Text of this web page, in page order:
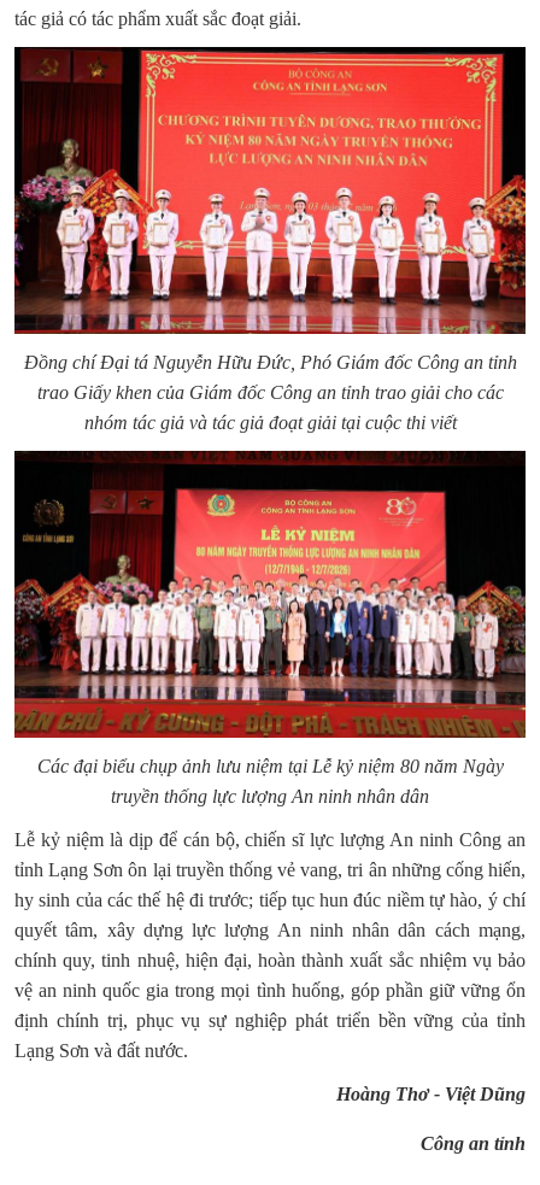
tác giả có tác phẩm xuất sắc đoạt giải.
Đồng chí Đại tá Nguyễn Hữu Đức, Phó Giám đốc Công an tỉnh
trao Giấy khen của Giám đốc Công an tỉnh trao giải cho các
nhóm tác giả và tác giả đoạt giải tại cuộc thi viết
Các đại biểu chụp ảnh lưu niệm tại Lễ kỷ niệm 80 năm Ngày
truyền thống lực lượng An ninh nhân dân
Lễ kỷ niệm là dịp để cán bộ, chiến sĩ lực lượng An ninh Công an
tỉnh Lạng Sơn ôn lại truyền thống vẻ vang, tri ân những cống hiến,
hy sinh của các thế hệ đi trước; tiếp tục hun đúc niềm tự hào, ý chí
quyết tâm, xây dựng lực lượng An ninh nhân dân cách mạng,
chính quy, tinh nhuệ, hiện đại, hoàn thành xuất sắc nhiệm vụ bảo
vệ an ninh quốc gia trong mọi tình huống, góp phần giữ vững ổn
định chính trị, phục vụ sự nghiệp phát triển bền vững của tỉnh
Lạng Sơn và đất nước.
Hoàng Thơ - Việt Dũng
Công an tỉnh